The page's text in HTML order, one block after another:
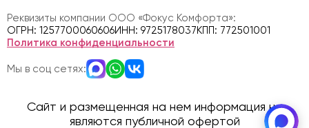
Реквизиты компании ООО «Фокус Комфорта»:
ОГРН: 1257700060606ИНН: 9725178037КПП: 772501001
Политика конфиденциальности
Мы в соц сетях:
Сайт и размещенная на нем информация не
являются публичной офертой